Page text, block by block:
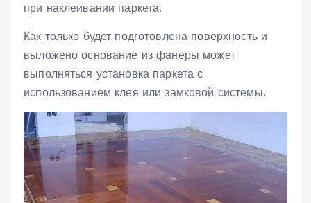
при наклеивании паркета.
Как только будет подготовлена поверхность и
выложено основание из фанеры может
выполняться установка паркета с
использованием клея или замковой системы.